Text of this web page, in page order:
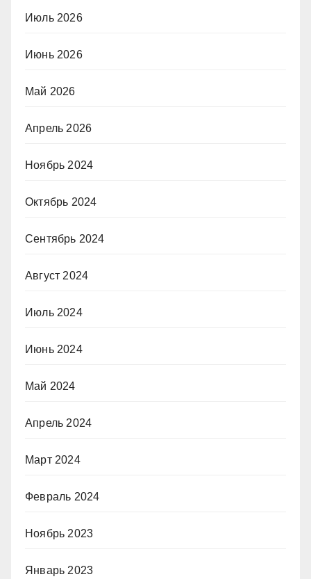
Июль 2026
Июнь 2026
Май 2026
Апрель 2026
Ноябрь 2024
Октябрь 2024
Сентябрь 2024
Август 2024
Июль 2024
Июнь 2024
Май 2024
Апрель 2024
Март 2024
Февраль 2024
Ноябрь 2023
Январь 2023